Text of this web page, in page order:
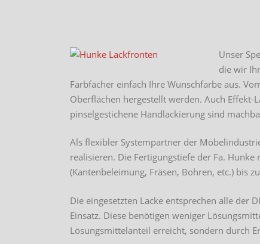
Unser
die wir
Farbfächer einfach Ihre Wunschfarbe aus.
Oberflächen hergestellt werden. Auch
pinselgestichene Handlackierung sind
Als flexibler Systempartner der
realisieren. Die Fertigungstiefe der Fa.
(Kantenbeleimung, Fräsen, Bohren, etc.) bis
Die eingesetzten Lacke entsprechen alle der
Einsatz. Diese benötigen weniger
Lösungsmittelanteil erreicht, sondern durch